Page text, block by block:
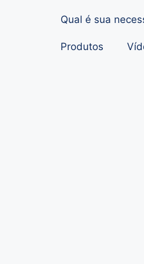
Qual é sua
Produtos